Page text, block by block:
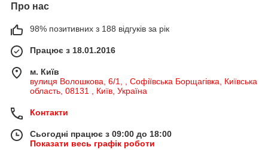
Про нас
98% позитивних з 188 відгуків за рік
Працює з 18.01.2016
м. Київ
вулиця Волошкова, 6/1, , Софіївська Борщагівка, Київська
область, 08131 , Київ, Україна
Контакти
Сьогодні працює з 09:00 до 18:00
Показати весь графік роботи